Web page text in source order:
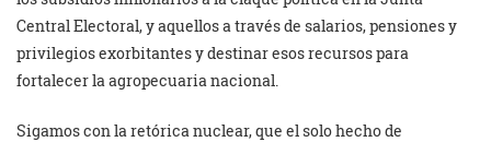
Central Electoral, y aquellos a través de salarios, pensiones y
privilegios exorbitantes y destinar esos recursos para
fortalecer la agropecuaria nacional.
Sigamos con la retórica nuclear, que el solo hecho de